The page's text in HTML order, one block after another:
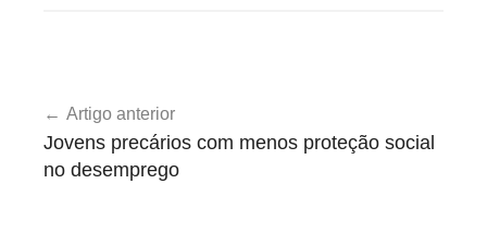
de
artigos
Artigo anterior
Jovens precários com menos proteção social
no desemprego